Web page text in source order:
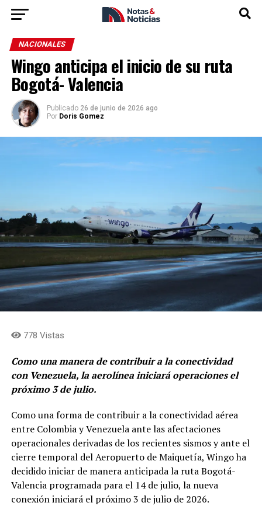
NACIONALES
Wingo anticipa el inicio de su ruta
Bogotá- Valencia
Publicado 26 de junio de 2026 ago
Por Doris Gomez
778 Vistas
Como una manera de contribuir a la conectividad
con Venezuela, la aerolínea iniciará operaciones el
próximo 3 de julio.
Como una forma de contribuir a la conectividad aérea
entre Colombia y Venezuela ante las afectaciones
operacionales derivadas de los recientes sismos y ante el
cierre temporal del Aeropuerto de Maiquetía, Wingo ha
decidido iniciar de manera anticipada la ruta Bogotá-
Valencia programada para el 14 de julio, la nueva
conexión iniciará el próximo 3 de julio de 2026.